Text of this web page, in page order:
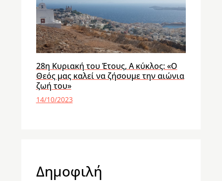
28η Κυριακή του Έτους, Α κύκλος: «Ο
Θεός μας καλεί να ζήσουμε την αιώνια
ζωή του»
14/10/2023
Δημοφιλή